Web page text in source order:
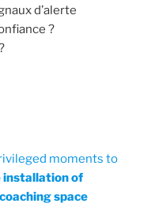
d’alerte
?
moments to
installation of
space